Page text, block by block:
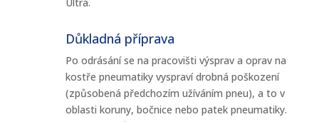
Důkladná příprava
Po odrásání se na pracovišti výsprav a oprav na
kostře pneumatiky vyspraví drobná poškození
(způsobená předchozím užíváním pneu), a to v
oblasti koruny, bočnice nebo patek pneumatiky.